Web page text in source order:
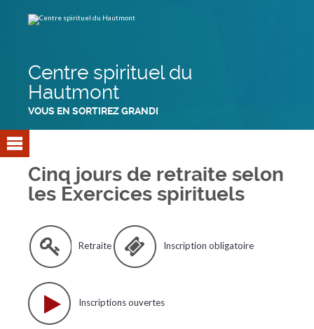
contenu.
Centre spirituel du
Hautmont
VOUS EN SORTIREZ GRANDI
Cinq jours de retraite selon
les Exercices spirituels
Retraite Inscription obligatoire
Inscriptions ouvertes